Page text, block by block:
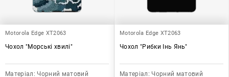
Motorola Edge XT2063
Чохол "Морські хвилі"
Матеріал: Чорний матовий
Motorola Edge XT2063
Чохол "Рибки Інь Янь"
Матеріал: Чорний матовий